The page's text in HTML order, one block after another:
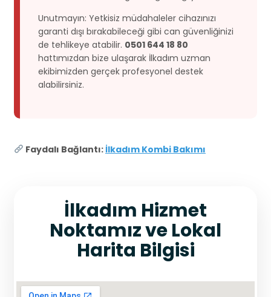
Unutmayın: Yetkisiz müdahaleler cihazınızı
garanti dışı bırakabileceği gibi can güvenliğinizi
de tehlikeye atabilir. 0501 644 18 80
hattımızdan bize ulaşarak İlkadım uzman
ekibimizden gerçek profesyonel destek
alabilirsiniz.
Faydalı Bağlantı:İlkadım Kombi Bakımı
İlkadım Hizmet
Noktamız ve Lokal
Harita Bilgisi